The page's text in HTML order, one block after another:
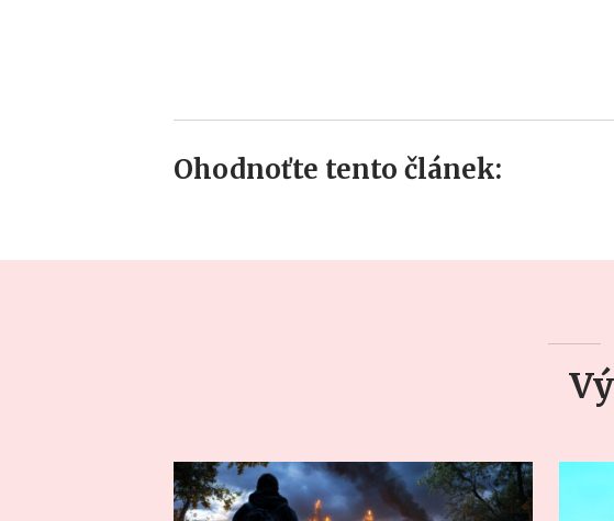
Ohodnoťte tento článek: